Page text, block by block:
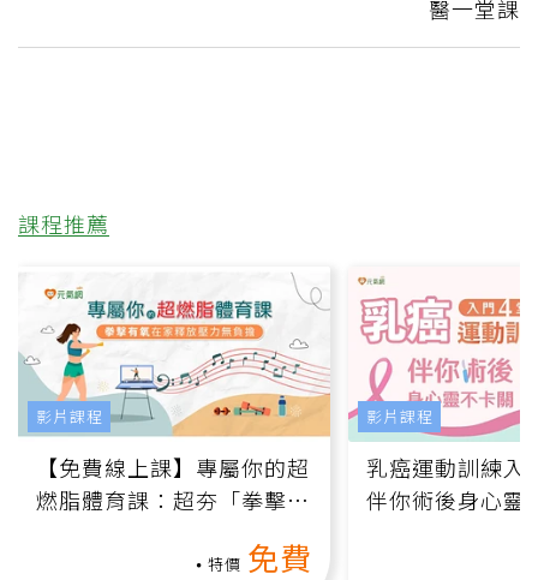
醫一堂課
課程推薦
【免費線上課】專屬你的超
燃脂體育課：超夯「拳擊有
特價 免費
影片課程
乳癌運動訓練入
伴你術後身心靈
影片課程